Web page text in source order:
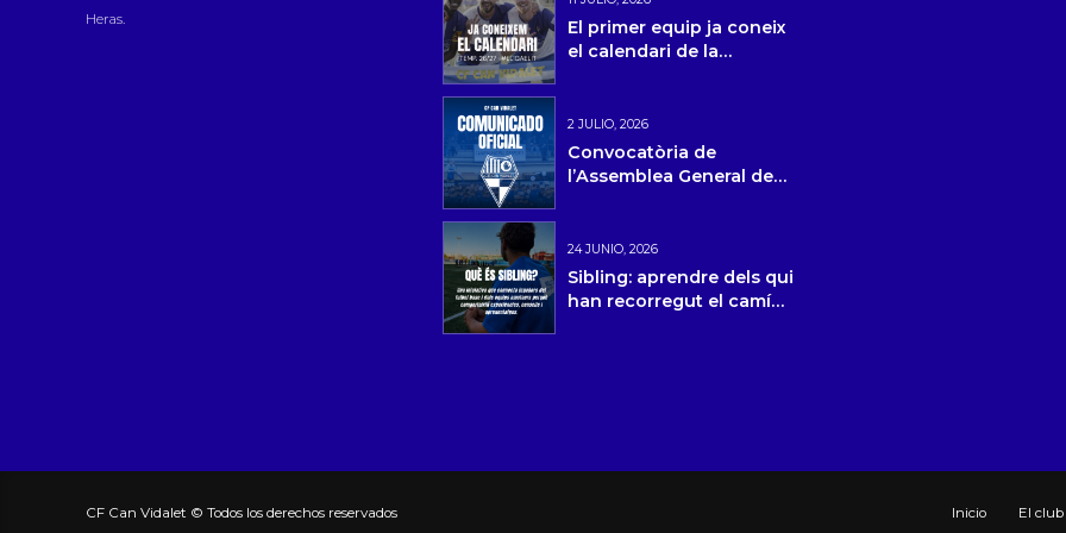
Heras.
El primer equip ja coneix
el calendari de la
2 JULIO, 2026
Convocatòria de
l’Assemblea General de
24 JUNIO, 2026
Sibling: aprendre dels qui
han recorregut el camí
CF Can Vidalet © Todos los derechos reservados Inicio El club